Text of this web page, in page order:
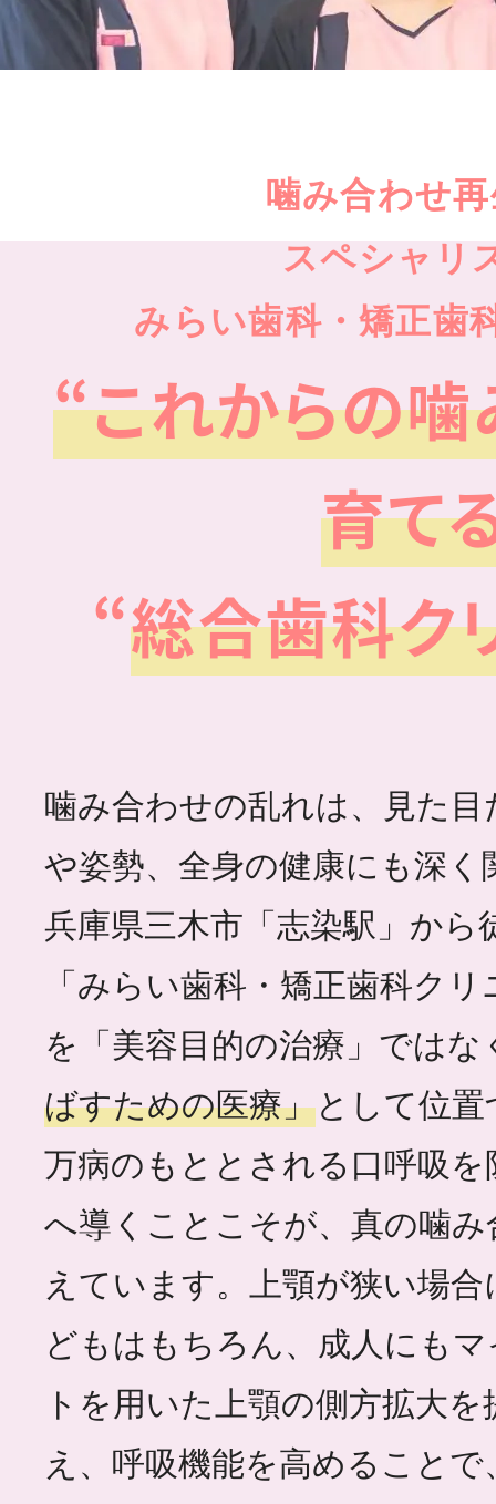
噛み合わせ
スペシャリ
みらい歯科・矯正歯
“これからの
育て
“総合歯科ク
噛み合わせの乱れは、見た
や姿勢、全身の健康にも深
兵庫県三木市「志染駅」から
「みらい歯科・矯正歯科ク
を「美容目的の治療」ではな
ばすための医療」として位
万病のもととされる口呼吸
へ導くことこそが、真の噛
えています。上顎が狭い場
どもはもちろん、成人にも
トを用いた上顎の側方拡大
え、呼吸機能を高めること